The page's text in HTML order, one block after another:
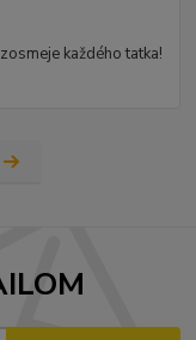
každého tatka!